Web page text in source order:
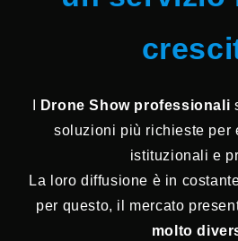
Drone Show professionali
soluzioni più richieste per
istituzionali e
La loro diffusione è in
per questo, il mercato
molto